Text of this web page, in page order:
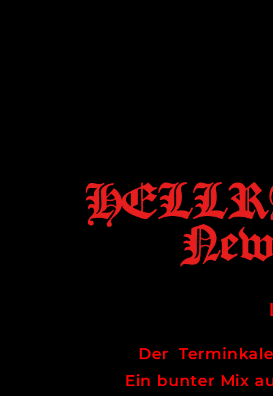
Der
Ein bunter Mix